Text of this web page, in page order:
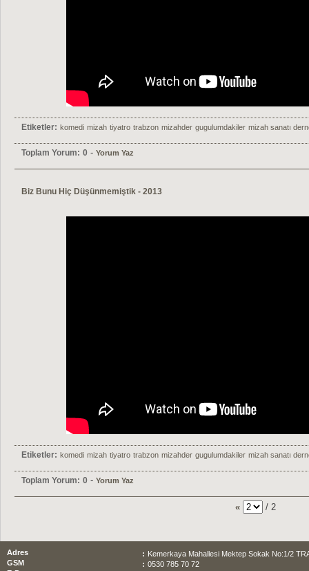
Etiketler: komedi mizah tiyatro trabzon mizahder gugulumdakiler mizah sanatı
Toplam Yorum: 0 - Yorum Yaz
Biz Bunu Hiç Düşünmemiştik - 2013
Etiketler: komedi mizah tiyatro trabzon mizahder gugulumdakiler mizah sanatı
Toplam Yorum: 0 - Yorum Yaz
« / 2
Adres : Kemerkaya Mahallesi Mektep Sokak No:1/2
GSM
: 0530 785 70 72